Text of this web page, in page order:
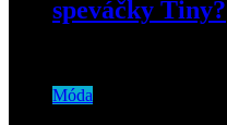
speváčky Tiny?
Móda